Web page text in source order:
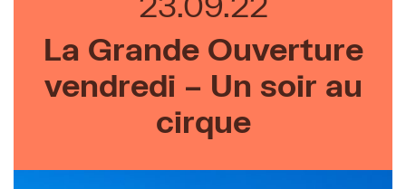
La Grande Ouverture
vendredi – Un soir au
cirque